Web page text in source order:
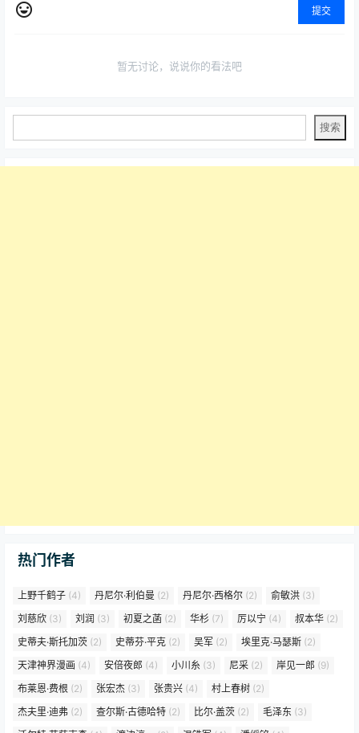
提交
暂无讨论，说说你的看法吧
热门作者
上野千鹤子 (4) 丹尼尔·利伯曼 (2) 丹尼尔·西格尔 (2) 俞敏洪 (3)
刘慈欣 (3) 刘润 (3) 初夏之菡 (2) 华杉 (7) 厉以宁 (4) 叔本华 (2)
史蒂夫·斯托加茨 (2) 史蒂芬·平克 (2) 吴军 (2) 埃里克·马瑟斯 (2)
天津神界漫画 (4) 安倍夜郎 (4) 小川糸 (3) 尼采 (2) 岸见一郎 (9)
布莱恩·费根 (2) 张宏杰 (3) 张贵兴 (4) 村上春树 (2)
杰夫里·迪弗 (2) 查尔斯·古德哈特 (2) 比尔·盖茨 (2) 毛泽东 (3)